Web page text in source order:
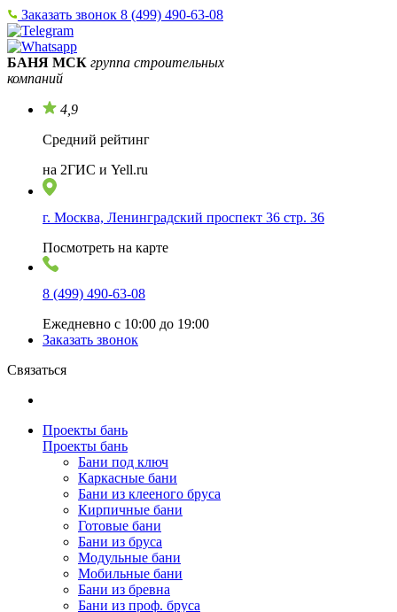
Заказать звонок 8 (499) 490-63-08
БАНЯ МСК группа строительных
компаний
4,9
Средний рейтинг
на 2ГИС и Yell.ru
г. Москва, Ленинградский проспект 36 стр. 36
Посмотреть на карте
8 (499) 490-63-08
Ежедневно с 10:00 до 19:00
Заказать звонок
Связаться
Проекты бань
Проекты бань
Бани под ключ
Каркасные бани
Бани из клееного бруса
Кирпичные бани
Готовые бани
Бани из бруса
Модульные бани
Мобильные бани
Бани из бревна
Бани из проф. бруса